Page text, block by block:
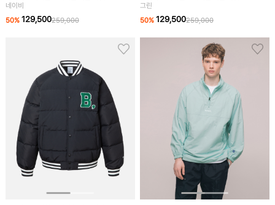
네이비
50% 129,500259,000
그린
50% 129,500259,000